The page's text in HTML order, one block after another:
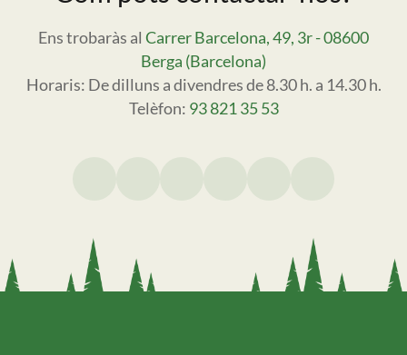
Ens trobaràs al Carrer Barcelona, 49, 3r - 08600
Berga (Barcelona)
Horaris: De dilluns a divendres de 8.30 h. a 14.30 h.
Telèfon: 93 821 35 53